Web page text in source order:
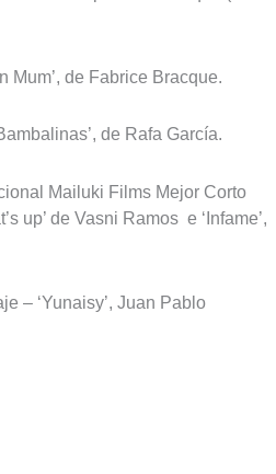
Mum’, de Fabrice Bracque.
de Rafa García.
Mailuki Films Mejor Corto
up’ de Vasni Ramos e ‘Infame’,
– ‘Yunaisy’, Juan Pablo